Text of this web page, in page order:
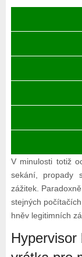
V minulosti totiž
sekání, propady
zážitek. Paradoxně
stejných
hněv legitimních